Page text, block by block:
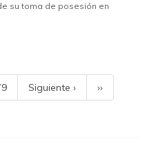
su toma de posesión en
Siguiente › ››